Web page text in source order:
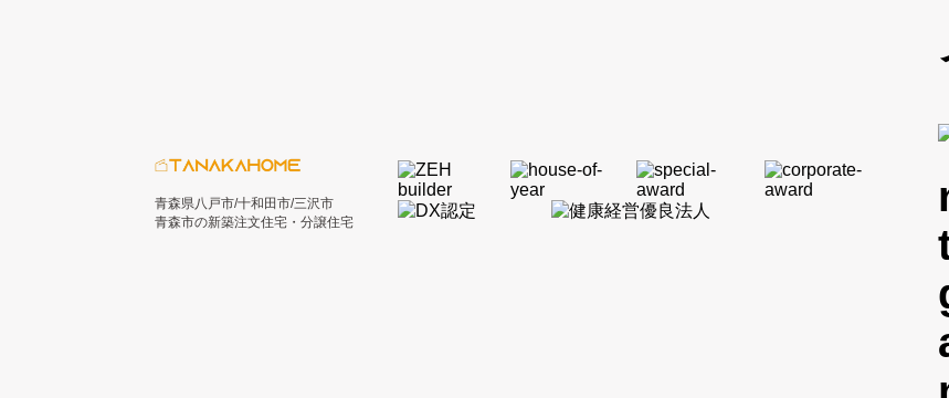
青森県八戸市/十和田市/三沢市
青森市の新築注文住宅・分譲住宅